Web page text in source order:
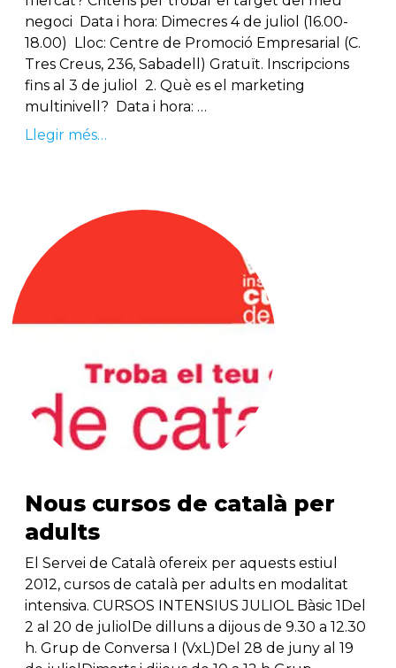
negoci Data i hora: Dimecres 4 de juliol (16.00-
18.00) Lloc: Centre de Promoció Empresarial (C.
Tres Creus, 236, Sabadell) Gratuït. Inscripcions
fins al 3 de juliol 2. Què es el marketing
multinivell? Data i hora: …
Llegir més…
Nous cursos de català per
adults
El Servei de Català ofereix per aquests estiul
2012, cursos de català per adults en modalitat
intensiva. CURSOS INTENSIUS JULIOL Bàsic 1Del
2 al 20 de juliolDe dilluns a dijous de 9.30 a 12.30
h. Grup de Conversa I (VxL)Del 28 de juny al 19